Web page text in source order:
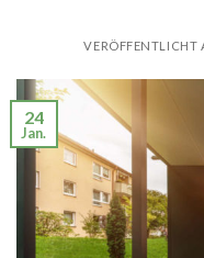
VERÖFFENTLICHT
24
Jan.